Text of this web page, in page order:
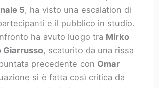
5, ha visto una escalation di
e il pubblico in studio.
ha avuto luogo tra Mirko
Giarrusso, scaturito da una rissa
precedente con Omar
si è fatta così critica da